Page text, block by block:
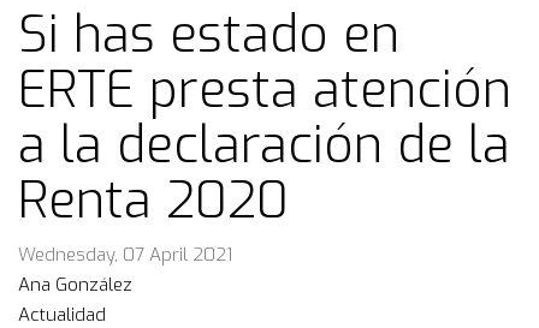
Si has estado en
ERTE presta atención
a la declaración de la
Renta 2020
Wednesday, 07 April 2021
Ana González
Actualidad